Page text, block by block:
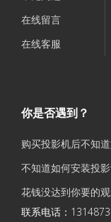
在线留言
在线客服
你是否遇到？
购买投影机后不知
不知道如何安装投
花钱没达到你要的
联系电话：